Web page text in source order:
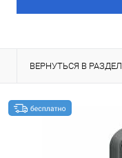
ВЕРНУТЬСЯ В РАЗДЕЛ